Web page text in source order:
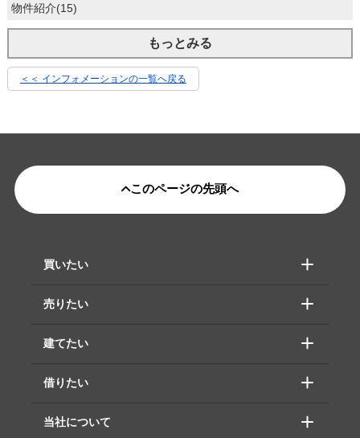
物件紹介(15)
もっとみる
＜＜ インフォメーションの一覧へ戻る
このページの先頭へ
買いたい
売りたい
建てたい
借りたい
当社について